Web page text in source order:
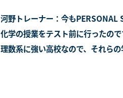
河野トレーナー：今もPERSONAL
化学の授業をテスト前に行ったの
理数系に強い高校なので、それら